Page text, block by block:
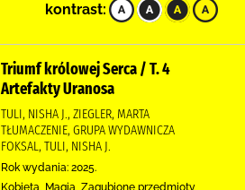
kontrast:
Triumf królowej Serca / T. 4
Artefakty Uranosa
TULI, NISHA J., ZIEGLER, MARTA
TŁUMACZENIE, GRUPA WYDAWNICZA
FOKSAL, TULI, NISHA J.
Rok wydania: 2025.
Kobieta, Magia, Zagubione przedmioty,